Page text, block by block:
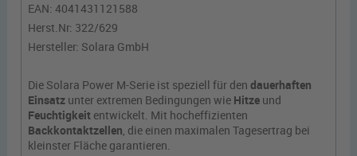
EAN: 4041431121588
Herst.Nr: 322/629
Hersteller: Solara GmbH
Die Solara Power M-Serie ist speziell für den dauerhaften
Einsatz unter extremen Bedingungen wie Hitzeund
Feuchtigkeit entwickelt. Mit hocheffizienten
Backkontaktzellen, die einen maximalen Tagesertrag bei
kleinster Fläche garantieren.